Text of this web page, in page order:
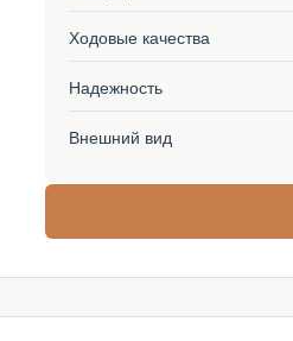
Ходовые качества
Надежность
Внешний вид